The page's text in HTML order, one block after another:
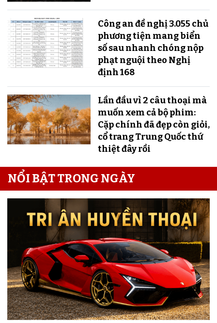
Công an đề nghị 3.055 chủ
phương tiện mang biển
số sau nhanh chóng nộp
phạt nguội theo Nghị
định 168
Lần đầu vì 2 câu thoại mà
muốn xem cả bộ phim:
Cặp chính đã đẹp còn giỏi,
cổ trang Trung Quốc thứ
thiệt đây rồi
NỔI BẬT TRONG NGÀY